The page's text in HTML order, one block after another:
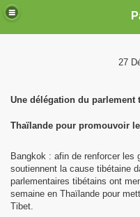
27
Une délégation du
Thaïlande pour promouvoir
Bangkok : afin de renforcer les
soutiennent la cause tibétaine
parlementaires tibétains ont
semaine en Thaïlande pour
Tibet.